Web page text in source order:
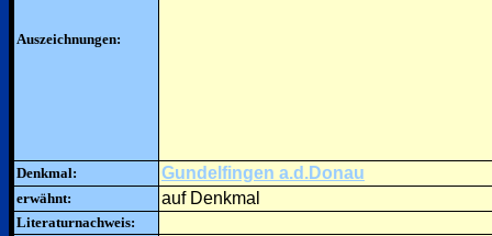
Auszeichnungen:
Denkmal: Gundelfingen a.d.Donau
erwähnt: auf Denkmal
Literaturnachweis: